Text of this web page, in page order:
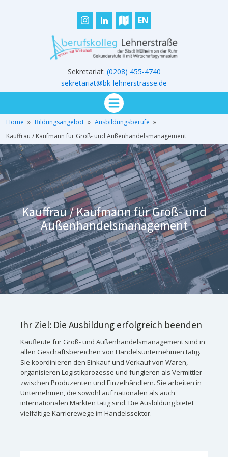
EN
Sekretariat: (0208) 455-4740
sekretariat@bk-lehnerstrasse.de
Home » Bildungsangebot » Ausbildungsberufe »
Kauffrau / Kaufmann für Groß- und Außenhandelsmanagement
Kauffrau / Kaufmann für Groß- und
Außenhandelsmanagement
Ihr Ziel: Die Ausbildung erfolgreich beenden
Kaufleute für Groß- und Außenhandelsmanagement sind in
allen Geschäftsbereichen von Handelsunternehmen tätig.
Sie koordinieren den Einkauf und Verkauf von Waren,
organisieren Logistikprozesse und fungieren als Vermittler
zwischen Produzenten und Einzelhändlern. Sie arbeiten in
Unternehmen, die sowohl auf nationalen als auch
internationalen Märkten tätig sind. Die Ausbildung bietet
vielfältige Karrierewege im Handelssektor.